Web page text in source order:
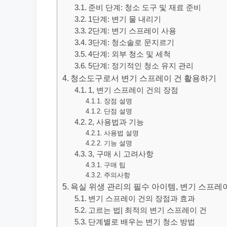
준비 단계: 청소 도구 및 재료 준비
1단계: 변기 물 내리기
2단계: 변기 스프레이 사용
3단계: 청소솔로 문지르기
4단계: 외부 청소 및 세척
5단계: 정기적인 청소 유지 관리
청소도구로서 변기 스프레이 건 활용하기
1, 변기 스프레이 건의 장점
장점 설명
단점 설명
2, 사용법과 기능
사용법 설명
기능 설명
3, 구매 시 고려사항
구매 팁
주의사항
욕실 위생 관리의 필수 아이템, 변기 스프레
변기 스프레이 건의 장점과 효과
고르는 법| 최적의 변기 스프레이 건
단계별로 배우는 변기 청소 방법